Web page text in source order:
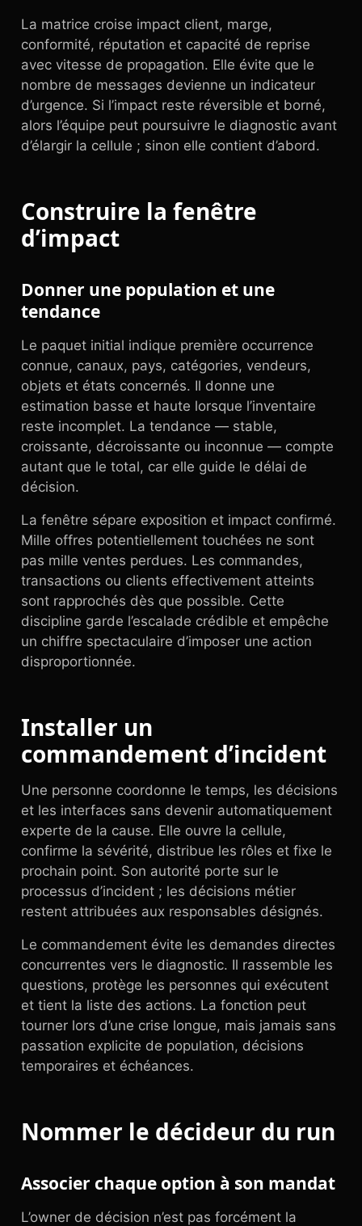
La matrice croise impact client, marge,
conformité, réputation et capacité de reprise
avec vitesse de propagation. Elle évite que le
nombre de messages devienne un indicateur
d’urgence. Si l’impact reste réversible et borné,
alors l’équipe peut poursuivre le diagnostic avant
d’élargir la cellule ; sinon elle contient d’abord.
Construire la fenêtre
d’impact
Donner une population et une
tendance
Le paquet initial indique première occurrence
connue, canaux, pays, catégories, vendeurs,
objets et états concernés. Il donne une
estimation basse et haute lorsque l’inventaire
reste incomplet. La tendance — stable,
croissante, décroissante ou inconnue — compte
autant que le total, car elle guide le délai de
décision.
La fenêtre sépare exposition et impact confirmé.
Mille offres potentiellement touchées ne sont
pas mille ventes perdues. Les commandes,
transactions ou clients effectivement atteints
sont rapprochés dès que possible. Cette
discipline garde l’escalade crédible et empêche
un chiffre spectaculaire d’imposer une action
disproportionnée.
Installer un
commandement d’incident
Une personne coordonne le temps, les décisions
et les interfaces sans devenir automatiquement
experte de la cause. Elle ouvre la cellule,
confirme la sévérité, distribue les rôles et fixe le
prochain point. Son autorité porte sur le
processus d’incident ; les décisions métier
restent attribuées aux responsables désignés.
Le commandement évite les demandes directes
concurrentes vers le diagnostic. Il rassemble les
questions, protège les personnes qui exécutent
et tient la liste des actions. La fonction peut
tourner lors d’une crise longue, mais jamais sans
passation explicite de population, décisions
temporaires et échéances.
Nommer le décideur du run
Associer chaque option à son mandat
L’owner de décision n’est pas forcément la